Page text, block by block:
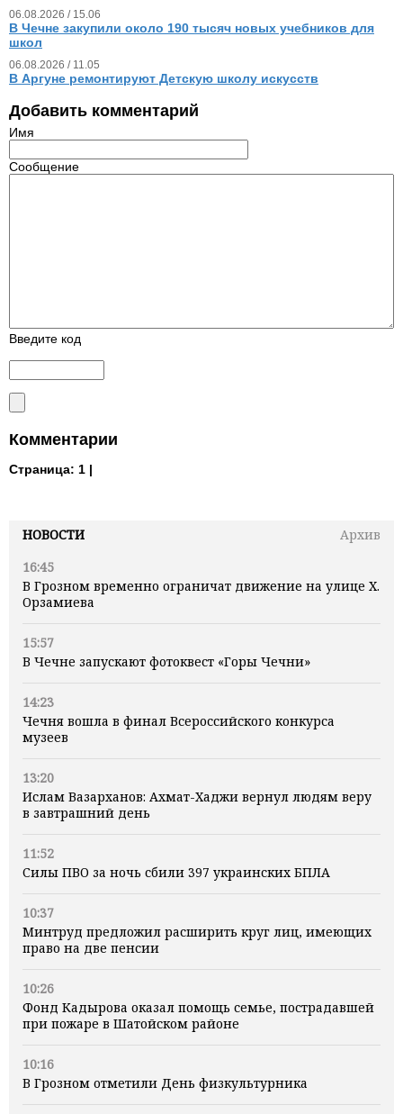
НОВОСТИ
Архив
16:45
В Грозном временно ограничат движение на улице Х.
Орзамиева
15:57
В Чечне запускают фотоквест «Горы Чечни»
14:23
Чечня вошла в финал Всероссийского конкурса
музеев
13:20
Ислам Вазарханов: Ахмат-Хаджи вернул людям веру
в завтрашний день
11:52
Силы ПВО за ночь сбили 397 украинских БПЛА
10:37
Минтруд предложил расширить круг лиц, имеющих
право на две пенсии
10:26
Фонд Кадырова оказал помощь семье, пострадавшей
при пожаре в Шатойском районе
10:16
В Грозном отметили День физкультурника
06.08.2026 / 15.06
В Чечне закупили около 190 тысяч новых учебников для
школ
06.08.2026 / 11.05
В Аргуне ремонтируют Детскую школу искусств
Добавить комментарий
Имя
Сообщение
Введите код
Комментарии
Страница: 1 |